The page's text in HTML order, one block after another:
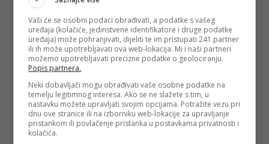
Vaši će se osobni podaci obrađivati, a podatke s vašeg
uređaja (kolačiće, jedinstvene identifikatore i druge podatke
uređaja) može pohranjivati, dijeliti te im pristupati 241 partner
ili ih može upotrebljavati ova web-lokacija. Mi i naši partneri
možemo upotrebljavati precizne podatke o geolociranju.
Popis partnera.
Neki dobavljači mogu obrađivati vaše osobne podatke na
temelju legitimnog interesa. Ako se ne slažete s tim, u
nastavku možete upravljati svojim opcijama. Potražite vezu pri
dnu ove stranice ili na izborniku web-lokacije za upravljanje
pristankom ili povlačenje pristanka u postavkama privatnosti i
kolačića.